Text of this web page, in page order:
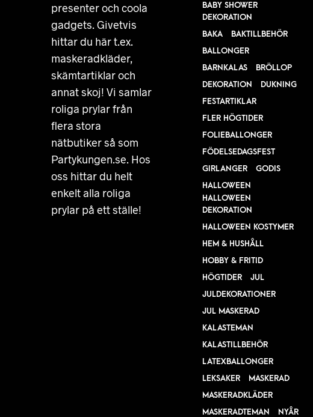
presenter och coola
gadgets. Givetvis
hittar du här t.ex.
maskeradkläder,
skämtartiklar och
annat skoj! Vi samlar
roliga prylar från
flera stora
nätbutiker så som
Partykungen.se. Hos
oss hittar du helt
enkelt alla roliga
prylar på ett ställe!
BABY SHOWER
DEKORATION
BAKA
BAKTILLBEHÖR
BALLONGER
BARNKALAS
BRÖLLOP
DEKORATION
DUKNING
FESTARTIKLAR
FLER HÖGTIDER
FOLIEBALLONGER
FÖDELSEDAGSFEST
GIRLANGER
GODIS
HALLOWEEN
HALLOWEEN
DEKORATION
HALLOWEEN KOSTYMER
HEM & HUSHÅLL
HOBBY & FRITID
HÖGTIDER
JUL
JULDEKORATIONER
JUL MASKERAD
KALASTEMAN
KALASTILLBEHÖR
LATEXBALLONGER
LEKSAKER
MASKERAD
MASKERADKLÄDER
MASKERADTEMAN
NYÅR